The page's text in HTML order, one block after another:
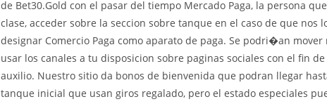
de Bet30.Gold con el pasar del tiempo Mercado Paga, la persona
clase, acceder sobre la seccion sobre tanque en el caso de que nos
designar Comercio Paga como aparato de paga. Se podri�an
usar los canales a tu disposicion sobre paginas sociales con el fin
auxilio. Nuestro sitio da bonos de bienvenida que podran llegar
tanque inicial que usan giros regalado, pero el estado especiales